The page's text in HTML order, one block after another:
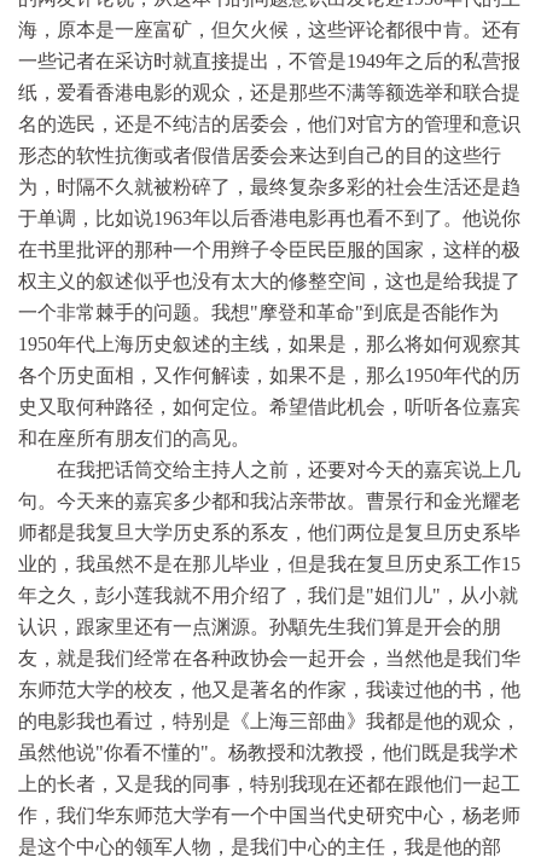
海，原本是一座富矿，但欠火候，这些评论都很中肯。还有
一些记者在采访时就直接提出，不管是1949年之后的私营报
纸，爱看香港电影的观众，还是那些不满等额选举和联合提
名的选民，还是不纯洁的居委会，他们对官方的管理和意识
形态的软性抗衡或者假借居委会来达到自己的目的这些行
为，时隔不久就被粉碎了，最终复杂多彩的社会生活还是趋
于单调，比如说1963年以后香港电影再也看不到了。他说你
在书里批评的那种一个用辫子令臣民臣服的国家，这样的极
权主义的叙述似乎也没有太大的修整空间，这也是给我提了
一个非常棘手的问题。我想"摩登和革命"到底是否能作为
1950年代上海历史叙述的主线，如果是，那么将如何观察其
各个历史面相，又作何解读，如果不是，那么1950年代的历
史又取何种路径，如何定位。希望借此机会，听听各位嘉宾
和在座所有朋友们的高见。
在我把话筒交给主持人之前，还要对今天的嘉宾说上几
句。今天来的嘉宾多少都和我沾亲带故。曹景行和金光耀老
师都是我复旦大学历史系的系友，他们两位是复旦历史系毕
业的，我虽然不是在那儿毕业，但是我在复旦历史系工作15
年之久，彭小莲我就不用介绍了，我们是"姐们儿"，从小就
认识，跟家里还有一点渊源。孙顒先生我们算是开会的朋
友，就是我们经常在各种政协会一起开会，当然他是我们华
东师范大学的校友，他又是著名的作家，我读过他的书，他
的电影我也看过，特别是《上海三部曲》我都是他的观众，
虽然他说"你看不懂的"。杨教授和沈教授，他们既是我学术
上的长者，又是我的同事，特别我现在还都在跟他们一起工
作，我们华东师范大学有一个中国当代史研究中心，杨老师
是这个中心的领军人物，是我们中心的主任，我是他的部